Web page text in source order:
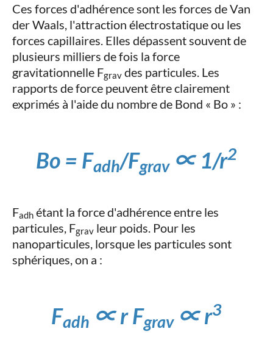
Ces forces d'adhérence sont les forces de Van
der Waals, l'attraction électrostatique ou les
forces capillaires. Elles dépassent souvent de
plusieurs milliers de fois la force
gravitationnelle Fgrav des particules. Les
rapports de force peuvent être clairement
exprimés à l'aide du nombre de Bond « Bo » :
Bo = Fadh/Fgrav∝ 1/r2
Fadh ​ étant la force d'adhérence entre les
particules, Fgrav ​ leur poids. Pour les
nanoparticules, lorsque les particules sont
sphériques, on a :
Fadh ∝ r Fgrav∝ r3